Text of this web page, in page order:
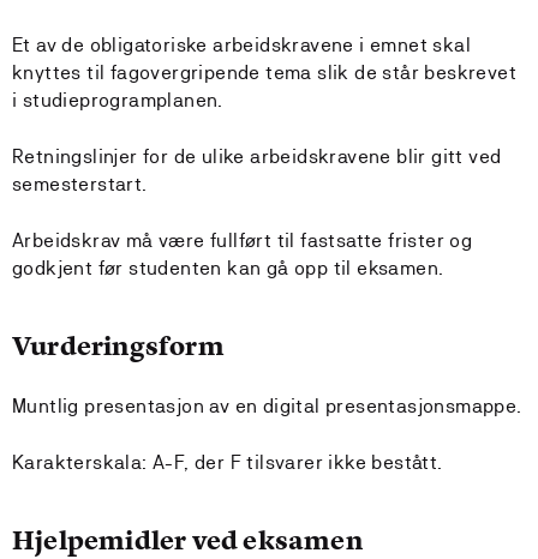
Et av de obligatoriske arbeidskravene i emnet skal
knyttes til fagovergripende tema slik de står beskrevet
i studieprogramplanen.
Retningslinjer for de ulike arbeidskravene blir gitt ved
semesterstart.
Arbeidskrav må være fullført til fastsatte frister og
godkjent før studenten kan gå opp til eksamen.
Vurderingsform
Muntlig presentasjon av en digital presentasjonsmappe.
Karakterskala: A-F, der F tilsvarer ikke bestått.
Hjelpemidler ved eksamen